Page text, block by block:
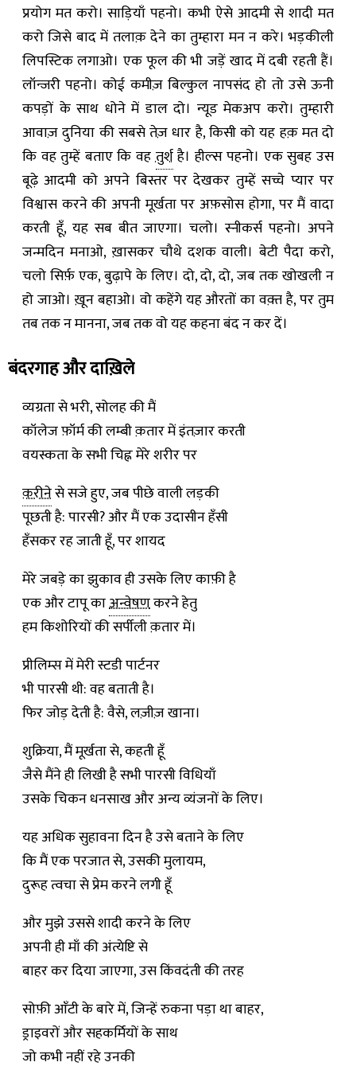
प्रयोग मत करो। साड़ियाँ पहनो। कभी ऐसे आदमी से शादी मत
करो जिसे बाद में तलाक़ देने का तुम्हारा मन न करे। भड़कीली
लिपस्टिक लगाओ। एक फूल की भी जड़ें खाद में दबी रहती हैं।
लॉन्जरी पहनो। कोई कमीज़ बिल्कुल नापसंद हो तो उसे ऊनी
कपड़ों के साथ धोने में डाल दो। न्यूड मेकअप करो। तुम्हारी
आवाज़ दुनिया की सबसे तेज़ धार है, किसी को यह हक़ मत दो
कि वह तुम्हें बताए कि वहतुर्शहै। हील्स पहनो। एक सुबह उस
बूढ़े आदमी को अपने बिस्तर पर देखकर तुम्हें सच्चे प्यार पर
विश्वास करने की अपनी मूर्खता पर अफ़सोस होगा, पर मैं वादा
करती हूँ, यह सब बीत जाएगा। चलो। स्नीकर्स पहनो। अपने
जन्मदिन मनाओ, ख़ासकर चौथे दशक वाली। बेटी पैदा करो,
चलो सिर्फ़ एक, बुढ़ापे के लिए। दो, दो, दो, जब तक खोखली न
हो जाओ। ख़ून बहाओ। वो कहेंगे यह औरतों का वक़्त है, पर तुम
तब तक न मानना, जब तक वो यह कहना बंद न कर दें।
बंदरगाह और दाख़िले
व्यग्रता से भरी, सोलह की मैं
कॉलेज फ़ॉर्म की लम्बी क़तार में इंतज़ार करती
वयस्कता के सभी चिह्न मेरे शरीर पर
क़रीनेसे सजे हुए, जब पीछे वाली लड़की
पूछती है: पारसी? और मैं एक उदासीन हँसी
हँसकर रह जाती हूँ, पर शायद
मेरे जबड़े का झुकाव ही उसके लिए काफ़ी है
एक और टापू काअन्वेषणकरने हेतु
हम किशोरियों की सर्पीली क़तार में।
प्रीलिम्स में मेरी स्टडी पार्टनर
भी पारसी थी: वह बताती है।
फिर जोड़ देती है: वैसे, लज़ीज़ खाना।
शुक्रिया, मैं मूर्खता से, कहती हूँ
जैसे मैंने ही लिखी है सभी पारसी विधियाँ
उसके चिकन धनसाख और अन्य व्यंजनों के लिए।
यह अधिक सुहावना दिन है उसे बताने के लिए
कि मैं एक परजात से, उसकी मुलायम,
दुरूह त्वचा से प्रेम करने लगी हूँ
और मुझे उससे शादी करने के लिए
अपनी ही माँ की अंत्येष्टि से
बाहर कर दिया जाएगा, उस किंवदंती की तरह
सोफ़ी आँटी के बारे में, जिन्हें रुकना पड़ा था बाहर,
ड्राइवरों और सहकर्मियों के साथ
जो कभी नहीं रहे उनकी